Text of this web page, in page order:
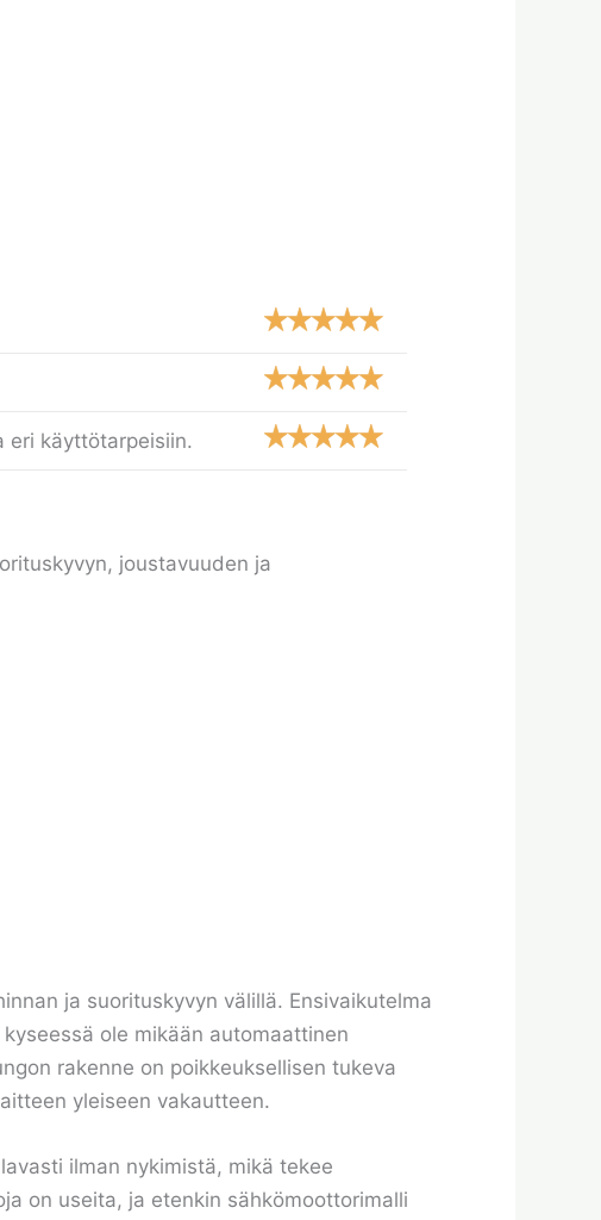
eri käyttötarpeisiin.
joustavuuden ja
ja suorituskyvyn välillä. Ensivaikutelma
ole mikään automaattinen
rakenne on poikkeuksellisen tukeva
yleiseen vakautteen.
ilman nykimistä, mikä tekee
on useita, ja etenkin sähkömoottorimalli